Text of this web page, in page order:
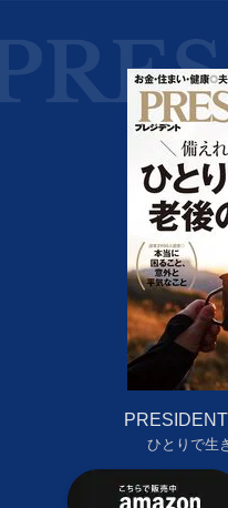
ひとりで生